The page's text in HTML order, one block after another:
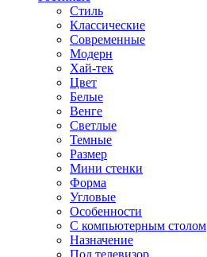
Стиль
Классические
Современные
Модерн
Хай-тек
Цвет
Белые
Венге
Светлые
Темные
Размер
Мини стенки
Форма
Угловые
Особенности
С компьютерным столом
Назначение
Под телевизор